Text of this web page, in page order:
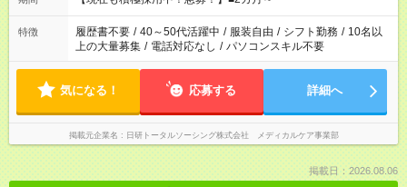
特徴 履歴書不要 / 40～50代活躍中 / 服装自由 / シフト勤務 / 10名以
上の大量募集 / 電話対応なし / パソコンスキル不要
気になる！ 応募する 詳細へ
掲載元企業名 日研トータルソーシング株式会社 メディカルケア事業部
掲載日：2026.08.06